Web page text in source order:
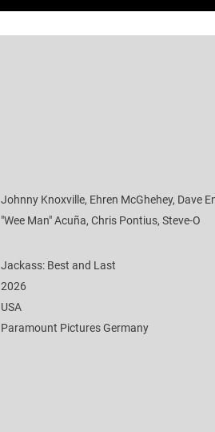
Johnny Knoxville, Ehren McGhehey, Dave
"Wee Man" Acuña, Chris Pontius, Steve-O
Jackass: Best and Last
2026
USA
Paramount Pictures Germany